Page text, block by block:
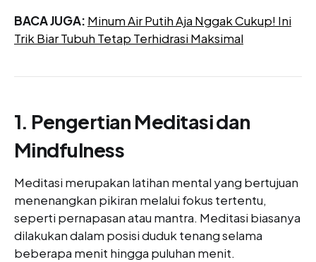
BACA JUGA: Minum Air Putih Aja Nggak Cukup! Ini
Trik Biar Tubuh Tetap Terhidrasi Maksimal
1. Pengertian Meditasi dan
Mindfulness
Meditasi merupakan latihan mental yang bertujuan
menenangkan pikiran melalui fokus tertentu,
seperti pernapasan atau mantra. Meditasi biasanya
dilakukan dalam posisi duduk tenang selama
beberapa menit hingga puluhan menit.